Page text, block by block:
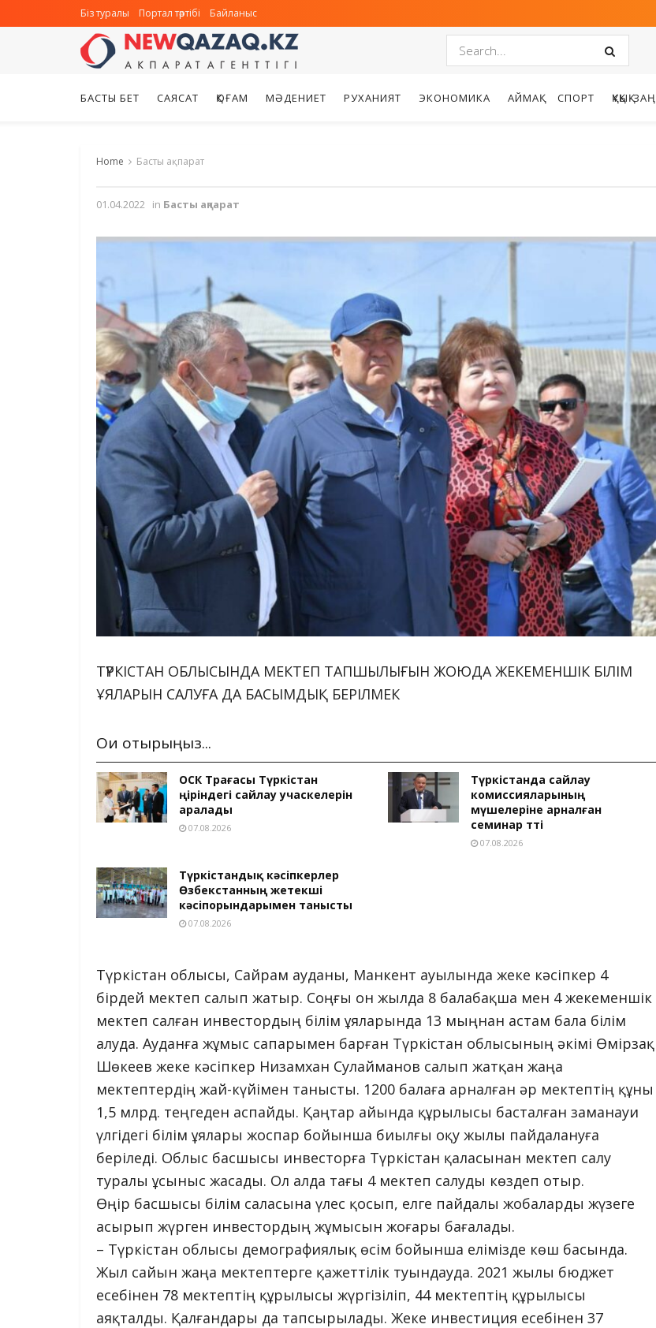
Біз туралы Портал тәртібі Байланыс
БАСТЫ БЕТ САЯСАТ ҚОҒАМ МӘДЕНИЕТ РУХАНИЯТ ЭКОНОМИКА АЙМАҚ СПОРТ ҚҰҚЫҚ-ЗАҢ
Home Басты ақпарат
01.04.2022 in Басты ақпарат
ТҮРКІСТАН ОБЛЫСЫНДА МЕКТЕП ТАПШЫЛЫҒЫН ЖОЮДА ЖЕКЕМЕНШІК БІЛІМ
ҰЯЛАРЫН САЛУҒА ДА БАСЫМДЫҚ БЕРІЛМЕК
Оқи отырыңыз...
ОСК Төрағасы Түркістан
өңіріндегі сайлау учаскелерін
аралады
07.08.2026
Түркістанда сайлау
комиссияларының
мүшелеріне арналған
семинар өтті
07.08.2026
Түркістандық кәсіпкерлер
Өзбекстанның жетекші
кәсіпорындарымен танысты
07.08.2026
Түркістан облысы, Сайрам ауданы, Манкент ауылында жеке кәсіпкер 4
бірдей мектеп салып жатыр. Соңғы он жылда 8 балабақша мен 4 жекеменшік
мектеп салған инвестордың білім ұяларында 13 мыңнан астам бала білім
алуда. Ауданға жұмыс сапарымен барған Түркістан облысының әкімі Өмірзақ
Шөкеев жеке кәсіпкер Низамхан Сулайманов салып жатқан жаңа
мектептердің жай-күйімен танысты. 1200 балаға арналған әр мектептің құны
1,5 млрд. теңгеден аспайды. Қаңтар айында құрылысы басталған заманауи
үлгідегі білім ұялары жоспар бойынша биылғы оқу жылы пайдалануға
беріледі. Облыс басшысы инвесторға Түркістан қаласынан мектеп салу
туралы ұсыныс жасады. Ол алда тағы 4 мектеп салуды көздеп отыр.
Өңір басшысы білім саласына үлес қосып, елге пайдалы жобаларды жүзеге
асырып жүрген инвестордың жұмысын жоғары бағалады.
– Түркістан облысы демографиялық өсім бойынша елімізде көш басында.
Жыл сайын жаңа мектептерге қажеттілік туындауда. 2021 жылы бюджет
есебінен 78 мектептің құрылысы жүргізіліп, 44 мектептің құрылысы
аяқталды. Қалғандары да тапсырылады. Жеке инвестиция есебінен 37